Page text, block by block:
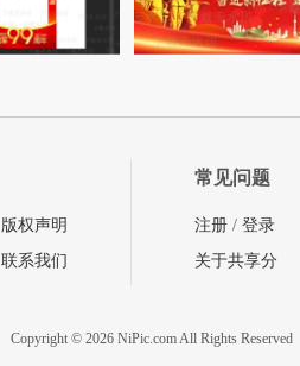
版权声明
联系我们
常见问题
注册 / 登录
关于共享分
Copyright © 2026 NiPic.com All Rights Reserved